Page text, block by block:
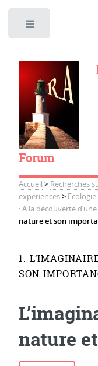
Forum
Accueil > Recherches
expériences> Ecologie
: A la découverte
nature et son
1.
SON
nature